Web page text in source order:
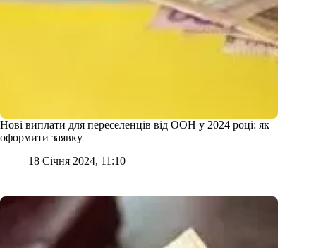
Нові виплати для переселенців від ООН у 2024 році: як
оформити заявку
18 Січня 2024, 11:10